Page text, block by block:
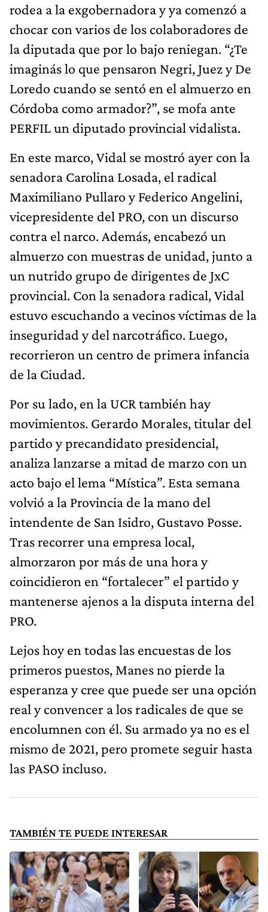
rodea a la exgobernadora y ya comenzó a
chocar con varios de los colaboradores de
la diputada que por lo bajo reniegan. “¿Te
imaginás lo que pensaron Negri, Juez y De
Loredo cuando se sentó en el almuerzo en
Córdoba como armador?”, se mofa ante
PERFIL un diputado provincial vidalista.
En este marco, Vidal se mostró ayer con la
senadora Carolina Losada, el radical
Maximiliano Pullaro y Federico Angelini,
vicepresidente del PRO, con un discurso
contra el narco. Además, encabezó un
almuerzo con muestras de unidad, junto a
un nutrido grupo de dirigentes de JxC
provincial. Con la senadora radical, Vidal
estuvo escuchando a vecinos víctimas de la
inseguridad y del narcotráfico. Luego,
recorrieron un centro de primera infancia
de la Ciudad.
Por su lado, en la UCR también hay
movimientos. Gerardo Morales, titular del
partido y precandidato presidencial,
analiza lanzarse a mitad de marzo con un
acto bajo el lema “Mística”. Esta semana
volvió a la Provincia de la mano del
intendente de San Isidro, Gustavo Posse.
Tras recorrer una empresa local,
almorzaron por más de una hora y
coincidieron en “fortalecer” el partido y
mantenerse ajenos a la disputa interna del
PRO.
Lejos hoy en todas las encuestas de los
primeros puestos, Manes no pierde la
esperanza y cree que puede ser una opción
real y convencer a los radicales de que se
encolumnen con él. Su armado ya no es el
mismo de 2021, pero promete seguir hasta
las PASO incluso.
TAMBIÉN TE PUEDE INTERESAR